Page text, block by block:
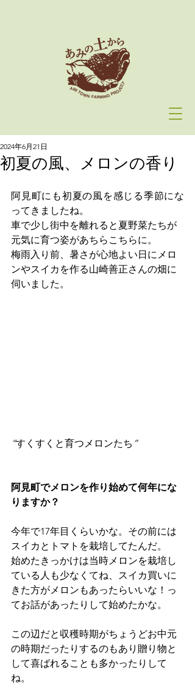
初夏の風、メロンの香り
2024年6月21日
阿見町にも初夏の風を感じる季節にな
ってきましたね。
車で少し街中を離れると夏野菜たちが
元気に育つ姿があちらこちらに。
梅雨入り前、暑さが心地よい日にメロ
ンやスイカを作る山崎善正さんの畑に
伺いました。
“すくすくと育つメロンたち ”
阿見町でメロンを作り始めて何年にな
りますか？
今年で17年目くらいかな。その前には
スイカとトマトを栽培してたんだ。
始めたきっかけは当時メロンを栽培し
ている人も少なくてね、スイカ買いに
きた方がメロンもあったらいいな！っ
てお話があったりして始めたかな。
この辺だと収穫時期がちょうどお中元
の時期だったりするのもあり贈り物と
して喜ばれることも多かったりして
ね。